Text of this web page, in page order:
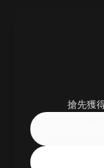
搶先獲